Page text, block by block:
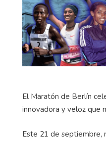
El Maratón de Berlín
innovadora y veloz que
Este 21 de septiembre,